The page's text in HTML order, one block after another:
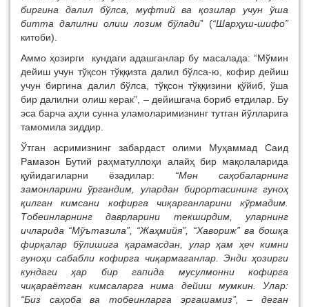
биргина далил бўлса, муфтий ва қозилар учун ўша
битта далилни олиш лозим бўлади” (“Шарҳуш-шифо”
китоби).
Аммо ҳозирги кундаги адашганлар бу масалада: “Мўмин
дейиш учун тўқсон тўққизта далил бўлса-ю, кофир дейиш
учун биргина далил бўлса, тўқсон тўққизини қўйиб, ўша
бир далилни олиш керак”, – дейишгача бориб етдилар. Бу
эса барча аҳли сунна уламоларимизнинг тутган йўлларига
тамомила зиддир.
Ўтган асримизнинг забардаст олими Муҳаммад Саид
Рамазон Бутий раҳматуллоҳи алайҳ бир мақолаларида
қуйидагиларни ёзадилар: “Мен саҳобаларнинг
замонларини ўргандим, улардан бирортасининг гуноҳ
қилган кимсани кофирга чиқарганларини кўрмадим.
Тобеинларнинг даврларини текширдим, уларнинг
ичларида “Мўътазила”, “Жаҳмийя”, “Хавориж” ва бошқа
фирқалар бўлишига қарамасдан, улар ҳам ҳеч кимни
гуноҳи сабабли кофирга чиқармаганлар. Энди ҳозирги
кундаги ҳар бир гапида мусулмонни кофирга
чиқараётган кимсаларга нима дейиш мумкин. Улар:
“Биз саҳоба ва тобеинларга эргашамиз”,–деган